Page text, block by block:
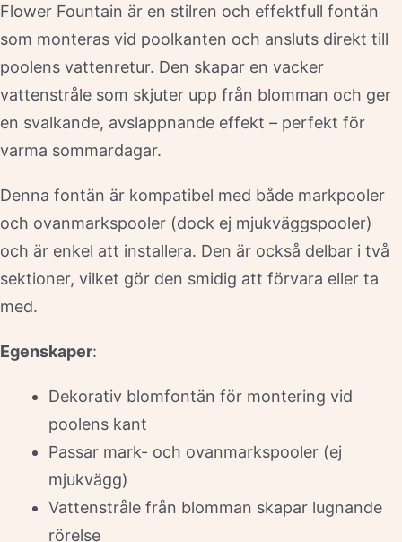
Flower Fountain är en stilren och effektfull fontän
som monteras vid poolkanten och ansluts direkt till
poolens vattenretur. Den skapar en vacker
vattenstråle som skjuter upp från blomman och ger
en svalkande, avslappnande effekt – perfekt för
varma sommardagar.
Denna fontän är kompatibel med både markpooler
och ovanmarkspooler (dock ej mjukväggspooler)
och är enkel att installera. Den är också delbar i två
sektioner, vilket gör den smidig att förvara eller ta
med.
Egenskaper:
Dekorativ blomfontän för montering vid
poolens kant
Passar mark- och ovanmarkspooler (ej
mjukvägg)
Vattenstråle från blomman skapar lugnande
rörelse